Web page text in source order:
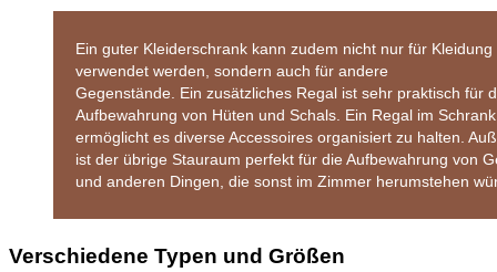
Ein guter Kleiderschrank kann zudem nicht nur für Kleidung
verwendet werden, sondern auch für andere
Gegenstände. Ein zusätzliches Regal ist sehr praktisch für
Aufbewahrung von Hüten und Schals. Ein Regal im
ermöglicht es diverse Accessoires organisiert zu halten.
ist der übrige Stauraum perfekt für die Aufbewahrung von
und anderen Dingen, die sonst im Zimmer herumstehen
Verschiedene Typen und Größen